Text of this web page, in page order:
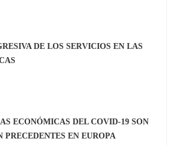
DE LOS SERVICIOS EN LAS
ECONÓMICAS DEL COVID-19 SON
PRECEDENTES EN EUROPA